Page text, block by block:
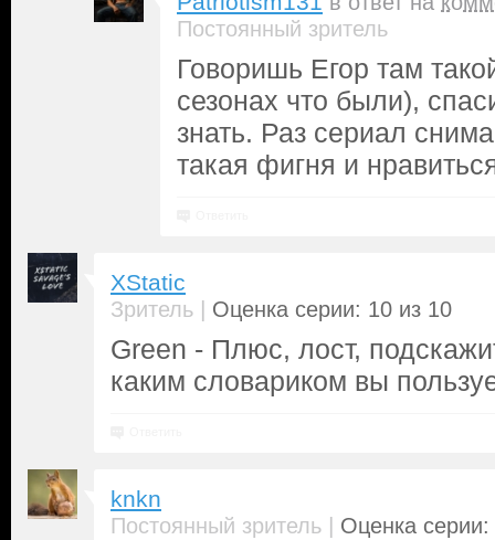
Постоянный зритель
Говоришь Егор там
сезонах что были),
знать. Раз сериал
такая фигня и
XStatic
Зритель | Оценка серии: 10 из 10
Green - Плюс, лост,
каким словариком вы
knkn
Постоянный зритель | Оценка серии: